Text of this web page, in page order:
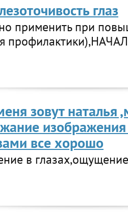
глаз
применить при
зовут наталья
все хорошо
в глазах,ощущение